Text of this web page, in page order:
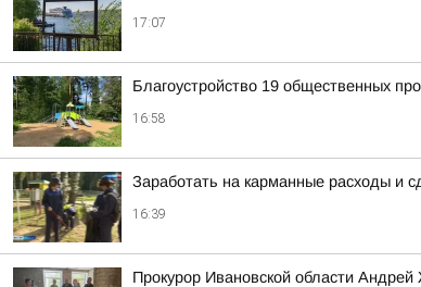
17:07
Благоустройство 19 общественных
16:58
Заработать на карманные расходы и
16:39
Прокурор Ивановской области